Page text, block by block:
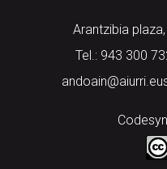
Arantzibia
Tel.: 943 300